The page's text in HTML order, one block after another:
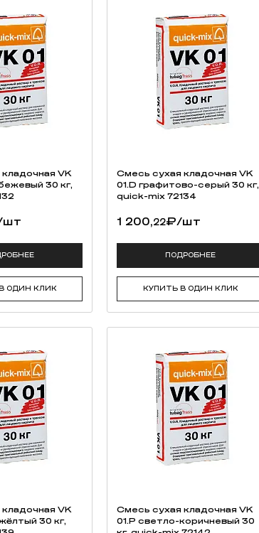
VK
30 кг,
ОДИН КЛИК
Смесь cухая кладочная VK
01.D графитово-серый 30 кг,
quick-mix 72134
1 200,22₽/шт
ПОДРОБНЕЕ
КУПИТЬ В ОДИН КЛИК
VK
30 кг,
Смесь cухая кладочная VK
01.P светло-коричневый 30